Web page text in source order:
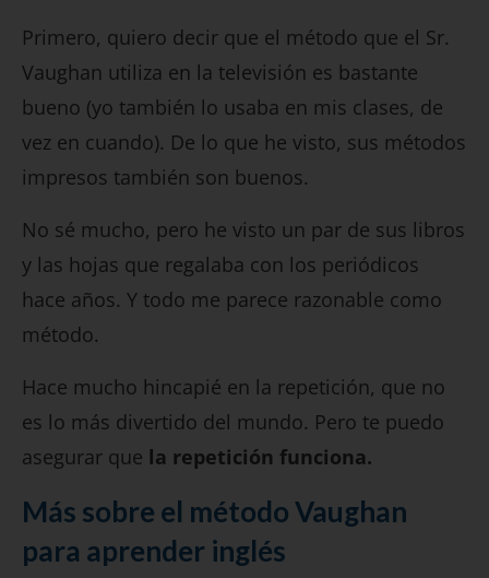
Primero, quiero decir que el método que el Sr.
Vaughan utiliza en la televisión es bastante
bueno (yo también lo usaba en mis clases, de
vez en cuando). De lo que he visto, sus métodos
impresos también son buenos.
No sé mucho, pero he visto un par de sus libros
y las hojas que regalaba con los periódicos
hace años. Y todo me parece razonable como
método.
Hace mucho hincapié en la repetición, que no
es lo más divertido del mundo. Pero te puedo
asegurar que la repetición funciona.
Más sobre el método Vaughan
para aprender inglés